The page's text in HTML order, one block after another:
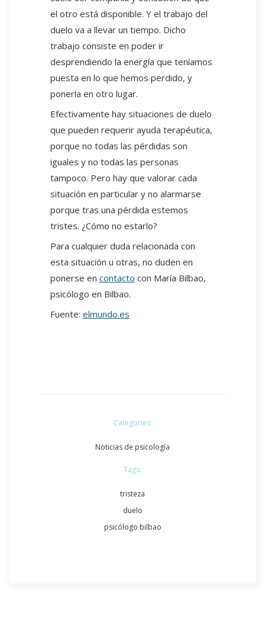
el otro está disponible. Y el trabajo del
duelo va a llevar un tiempo. Dicho
trabajo consiste en poder ir
desprendiendo la energía que teníamos
puesta en lo que hemos perdido, y
ponerla en otro lugar.
Efectivamente hay situaciones de duelo
que pueden requerir ayuda terapéutica,
porque no todas las pérdidas son
iguales y no todas las personas
tampoco. Pero hay que valorar cada
situación en particular y no alarmarse
porque tras una pérdida estemos
tristes. ¿Cómo no estarlo?
Para cualquier duda relacionada con
esta situación u otras, no duden en
ponerse en contacto con María Bilbao,
psicólogo en Bilbao.
Fuente: elmundo.es
Categories:
Noticias de psicología
Tags:
tristeza
duelo
psicólogo bilbao